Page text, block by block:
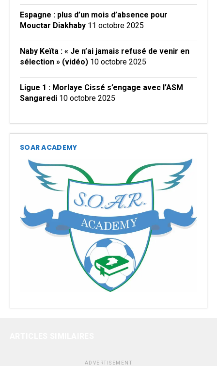
Espagne : plus d’un mois d’absence pour
Mouctar Diakhaby 11 octobre 2025
Naby Keïta : « Je n’ai jamais refusé de venir en
sélection » (vidéo) 10 octobre 2025
Ligue 1 : Morlaye Cissé s’engage avec l’ASM
Sangaredi 10 octobre 2025
SOAR ACADEMY
ADVERTISEMENT